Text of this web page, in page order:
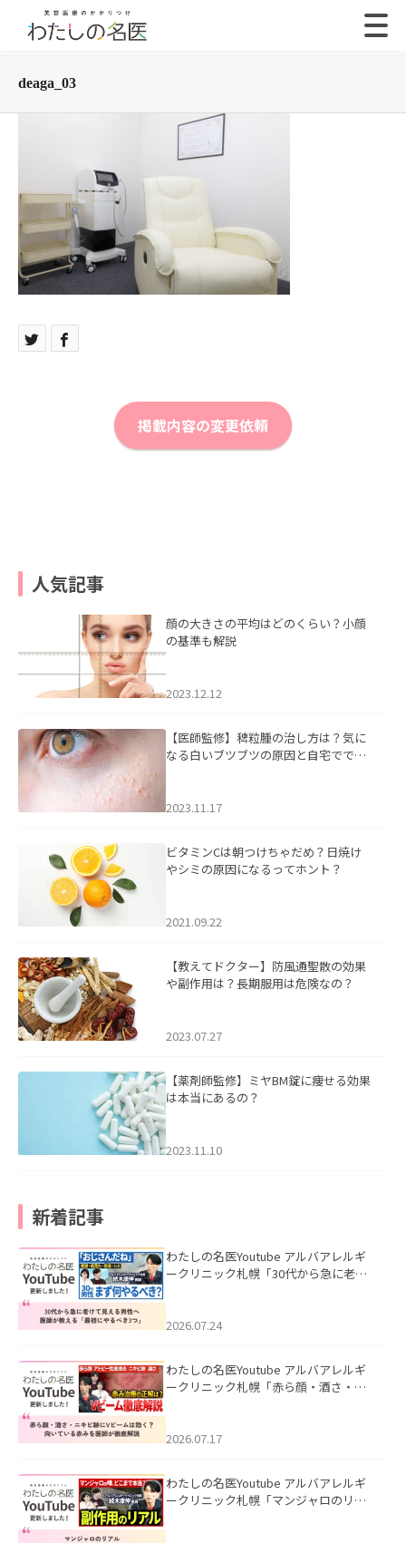
deaga_03
掲載内容の変更依頼
人気記事
顔の大きさの平均はどのくらい？小顔
の基準も解説
2023.12.12
【医師監修】稗粒腫の治し方は？気に
なる白いブツブツの原因と自宅ででき
2023.11.17
ビタミンCは朝つけちゃだめ？日焼け
やシミの原因になるってホント？
2021.09.22
【教えてドクター】防風通聖散の効果
や副作用は？長期服用は危険なの？
2023.07.27
【薬剤師監修】ミヤBM錠に痩せる効果
は本当にあるの？
2023.11.10
新着記事
わたしの名医Youtube アルバアレルギ
ークリニック札幌「30代から急に老け
た。
2026.07.24
わたしの名医Youtube アルバアレルギ
ークリニック札幌「赤ら顔・酒さ・ニ
した。
2026.07.17
わたしの名医Youtube アルバアレルギ
ークリニック札幌「マンジャロのリア